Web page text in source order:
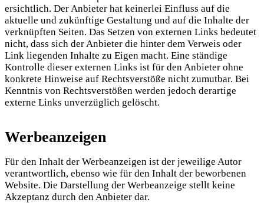
ersichtlich. Der Anbieter hat keinerlei Einfluss auf die
aktuelle und zukünftige Gestaltung und auf die Inhalte der
verknüpften Seiten. Das Setzen von externen Links bedeutet
nicht, dass sich der Anbieter die hinter dem Verweis oder
Link liegenden Inhalte zu Eigen macht. Eine ständige
Kontrolle dieser externen Links ist für den Anbieter ohne
konkrete Hinweise auf Rechtsverstöße nicht zumutbar. Bei
Kenntnis von Rechtsverstößen werden jedoch derartige
externe Links unverzüglich gelöscht.
Werbeanzeigen
Für den Inhalt der Werbeanzeigen ist der jeweilige Autor
verantwortlich, ebenso wie für den Inhalt der beworbenen
Website. Die Darstellung der Werbeanzeige stellt keine
Akzeptanz durch den Anbieter dar.